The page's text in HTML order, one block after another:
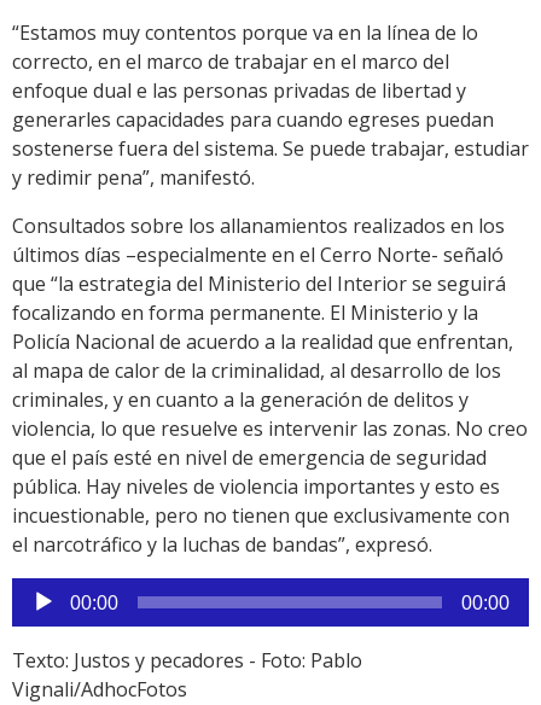
“Estamos muy contentos porque va en la línea de lo
correcto, en el marco de trabajar en el marco del
enfoque dual e las personas privadas de libertad y
generarles capacidades para cuando egreses puedan
sostenerse fuera del sistema. Se puede trabajar, estudiar
y redimir pena”, manifestó.
Consultados sobre los allanamientos realizados en los
últimos días –especialmente en el Cerro Norte- señaló
que “la estrategia del Ministerio del Interior se seguirá
focalizando en forma permanente. El Ministerio y la
Policía Nacional de acuerdo a la realidad que enfrentan,
al mapa de calor de la criminalidad, al desarrollo de los
criminales, y en cuanto a la generación de delitos y
violencia, lo que resuelve es intervenir las zonas. No creo
que el país esté en nivel de emergencia de seguridad
pública. Hay niveles de violencia importantes y esto es
incuestionable, pero no tienen que exclusivamente con
el narcotráfico y la luchas de bandas”, expresó.
Reproductor
de
audio
00:00 00:00
Texto: Justos y pecadores - Foto: Pablo
Vignali/AdhocFotos